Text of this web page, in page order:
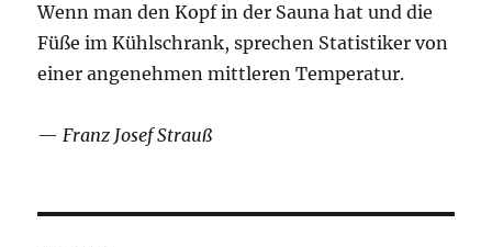
Wenn man den Kopf in der Sauna hat und die
Füße im Kühlschrank, sprechen Statistiker von
einer angenehmen mittleren Temperatur.
—Franz Josef Strauß